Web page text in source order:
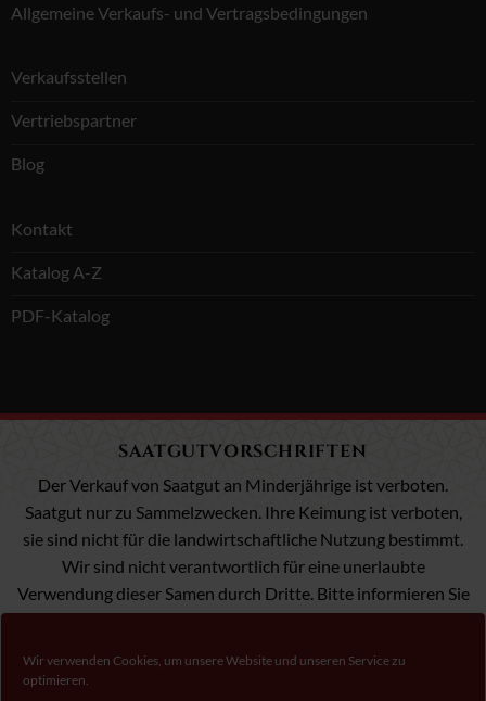
Wir verwenden Cookies, um unsere Website und unseren Service zu
optimieren.
Allgemeine Verkaufs- und Vertragsbedingungen
Verkaufsstellen
Vertriebspartner
Blog
Kontakt
Katalog A-Z
PDF-Katalog
SAATGUTVORSCHRIFTEN
Der Verkauf von Saatgut an Minderjährige ist verboten.
Saatgut nur zu Sammelzwecken. Ihre Keimung ist verboten,
sie sind nicht für die landwirtschaftliche Nutzung bestimmt.
Wir sind nicht verantwortlich für eine unerlaubte
Verwendung dieser Samen durch Dritte. Bitte informieren Sie
sich über die Gesetzgebung in Ihrem Land.